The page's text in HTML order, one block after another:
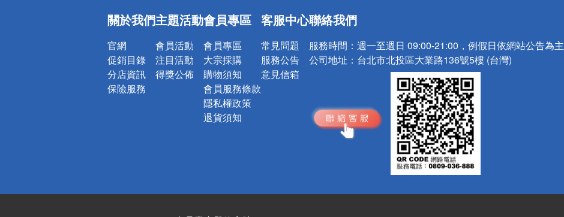
詐騙網頁！請小心！
關於我們
官網
促銷目錄
分店資訊
保險服務
主題活動
會員活動
注目活動
得獎公佈
會員專區
會員專區
大宗採購
購物須知
會員服務條款
隱私權政策
退貨須知
客服中心
常見問題
服務公告
意見信箱
聯絡我們
服務時間： 週一至週日 09:00-21:00，例假日依網站公告為主
公司地址： 台北市北投區大業路136號5樓 (台灣)